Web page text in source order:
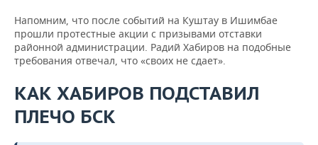
Напомним, что после событий на Куштау в Ишимбае
прошли протестные акции с призывами отставки
районной администрации. Радий Хабиров на подобные
требования отвечал, что «своих не сдает».
КАК ХАБИРОВ ПОДСТАВИЛ
ПЛЕЧО БСК